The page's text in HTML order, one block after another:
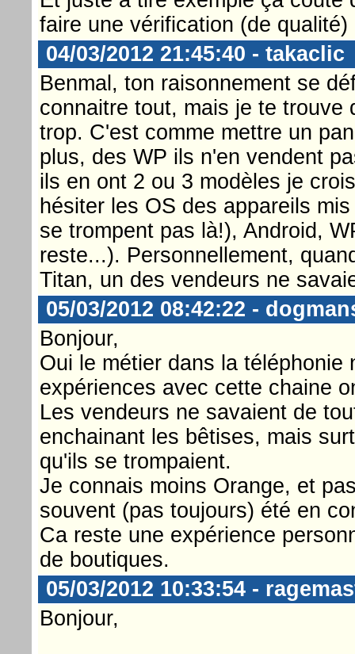
faire une vérification (de qualité)
04/03/2012 21:45:40 - takaclic
Benmal, ton raisonnement se
connaitre tout, mais je te trouve
trop. C'est comme mettre un
plus, des WP ils n'en vendent
ils en ont 2 ou 3 modèles je
hésiter les OS des appareils
se trompent pas là!), Android,
reste...). Personnellement,
Titan, un des vendeurs ne
05/03/2012 08:42:22 -
Bonjour,
Oui le métier dans la
expériences avec cette chaine
Les vendeurs ne savaient de
enchainant les bêtises, mais
qu'ils se trompaient.
Je connais moins Orange, et
souvent (pas toujours) été en
Ca reste une expérience
de boutiques.
05/03/2012 10:33:54 -
Bonjour,